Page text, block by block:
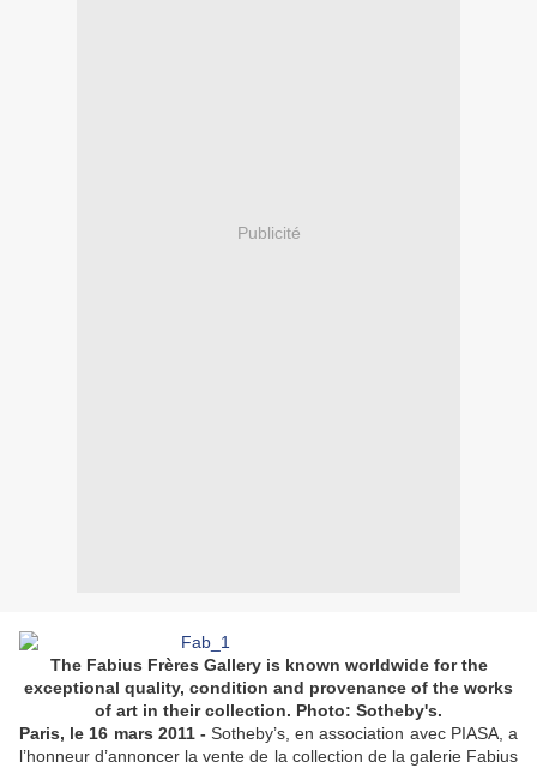
Publicité
The Fabius Frères Gallery is known worldwide for the
exceptional quality, condition and provenance of the works
of art in their collection. Photo: Sotheby's.
Paris, le 16 mars 2011 -Sotheby’s, en association avec PIASA, a
l’honneur d’annoncer la vente de la collection de la galerie Fabius